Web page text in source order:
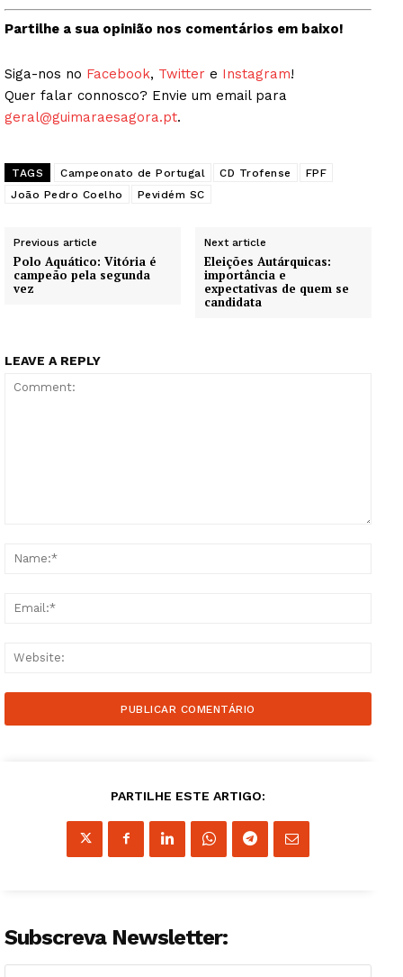
Partilhe a sua opinião nos comentários em baixo!
Siga-nos no Facebook, Twitter e Instagram!
Quer falar connosco? Envie um email para
geral@guimaraesagora.pt.
TAGS Campeonato de Portugal CD Trofense
FPF
João Pedro Coelho
Pevidém SC
Previous article
Polo Aquático: Vitória é
campeão pela segunda
vez
Next article
Eleições Autárquicas:
importância e
expectativas de quem se
candidata
LEAVE A REPLY
PARTILHE ESTE ARTIGO:
Subscreva Newsletter: